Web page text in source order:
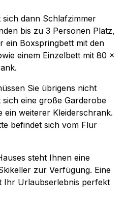
dann Schlafzimmer
bis zu 3 Personen Platz,
ein Boxspringbett mit den
einem Einzelbett mit 80 x
Sie übrigens nicht
eine große Garderobe
ein weiterer Kleiderschrank.
befindet sich vom Flur
steht Ihnen eine
zur Verfügung. Eine
Ihr Urlaubserlebnis perfekt